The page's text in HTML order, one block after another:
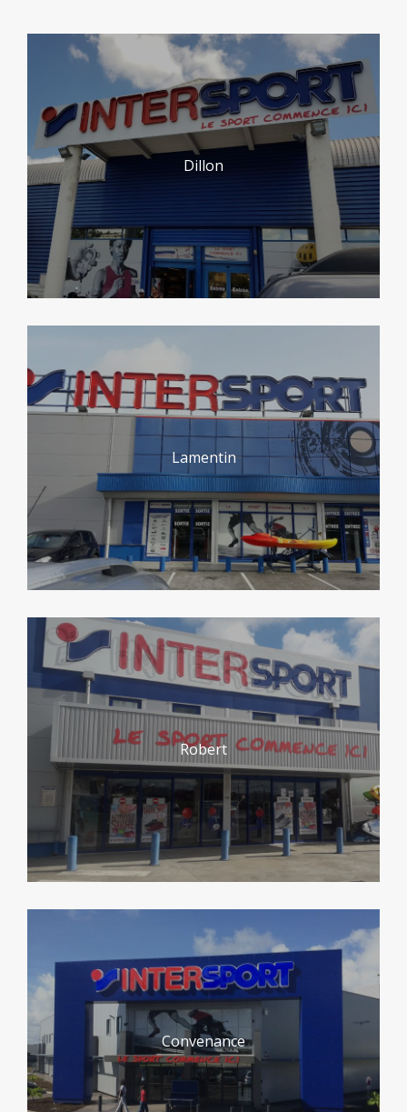
Dillon
Lamentin
Robert
Convenance